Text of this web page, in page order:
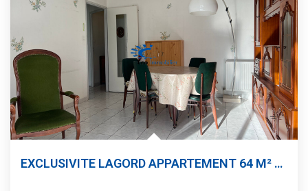
EXCLUSIVITE LAGORD APPARTEMENT 64 M² 2 CHAMBRES, PARKING ET...